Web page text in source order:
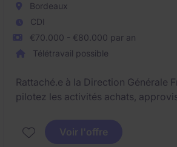
Bordeaux
CDI
€70.000 - €80.000 par an
Télétravail possible
Rattaché.e à la Direction Générale
pilotez les activités achats,
vision stratégique et implication
fiabiliser les flux et améliorer la
Voir l'offre